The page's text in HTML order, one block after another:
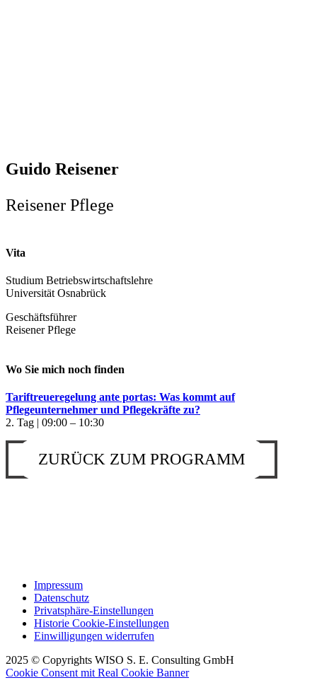
Guido Reisener
Reisener Pflege
Vita
Studium Betriebswirtschaftslehre
Universität Osnabrück
Geschäftsführer
Reisener Pflege
Wo Sie mich noch finden
Tariftreueregelung ante portas: Was kommt auf
Pflegeunternehmer und Pflegekräfte zu?
2. Tag | 09:00 – 10:30
ZURÜCK ZUM PROGRAMM
Impressum
Datenschutz
Privatsphäre-Einstellungen
Historie Cookie-Einstellungen
Einwilligungen widerrufen
2025 © Copyrights WISO S. E. Consulting GmbH
Cookie Consent mit Real Cookie Banner